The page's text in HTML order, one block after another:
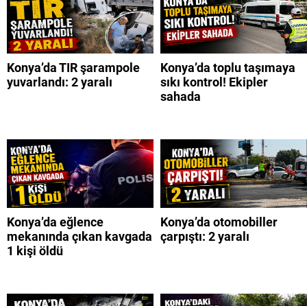
Konya’da TIR şarampole
yuvarlandı: 2 yaralı
Konya’da toplu taşımaya
sıkı kontrol! Ekipler
sahada
Konya’da eğlence
mekanında çıkan kavgada
1 kişi öldü
Konya’da otomobiller
çarpıştı: 2 yaralı